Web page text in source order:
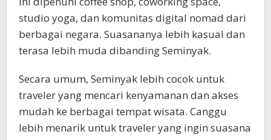
studio yoga, dan komunitas digital nomad dari
berbagai negara. Suasananya lebih kasual dan
terasa lebih muda dibanding Seminyak.
Secara umum, Seminyak lebih cocok untuk
traveler yang mencari kenyamanan dan akses
mudah ke berbagai tempat wisata. Canggu
lebih menarik untuk traveler yang ingin suasana